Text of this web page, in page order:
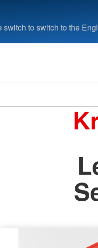
switch to switch to the